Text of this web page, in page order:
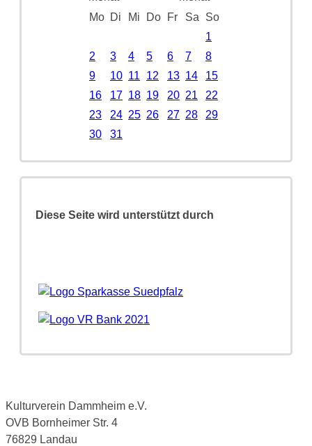
Mo Di Mi Do Fr Sa
So
1
2
3 4 5 6 7
8
9
10 11 12 13 14
15
16
17 18 19 20 21
22
23
24 25 26 27 28
29
30
31
Diese Seite wird unterstützt durch
Kulturverein Dammheim e.V.
OVB Bornheimer Str. 4
76829 Landau